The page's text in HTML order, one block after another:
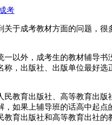
成考
关于成考教材方面的问题，
一以外，成考生的教材辅导
称，出版社、出版单位最好
民教育出版社、高等教育出
，如果上辅导班的话高中起
育出版社和高等教育出社